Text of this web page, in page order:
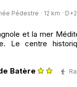
Pédestre · 12 km ·
et la mer
Le centre
Batère